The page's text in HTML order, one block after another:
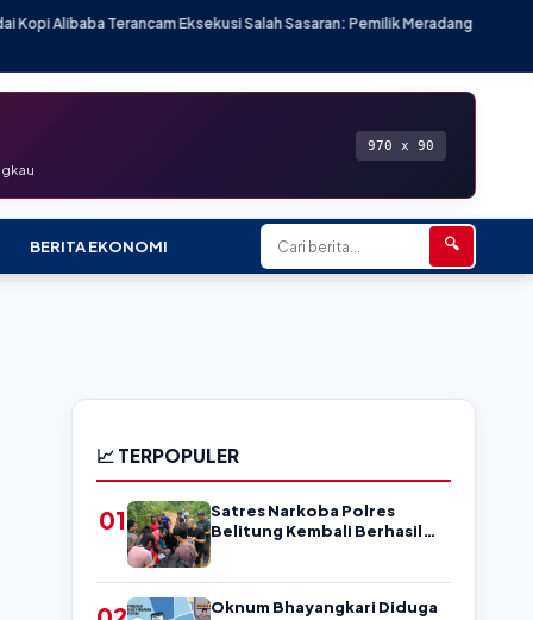
Eksekusi Salah Sasaran: Pemilik Meradang
★ Kasus 52,5 Ton
970 x 90
BERITA EKONOMI 🔍
📈 TERPOPULER
01
Satres Narkoba Polres
Belitung Kembali Berhasil
Oknum Bhayangkari Diduga